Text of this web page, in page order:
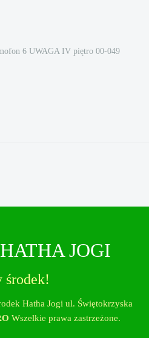
6 UWAGA IV piętro 00-049
JOGI
środek!
Hatha Jogi ul. Świętokrzyska
Wszelkie prawa zastrzeżone.